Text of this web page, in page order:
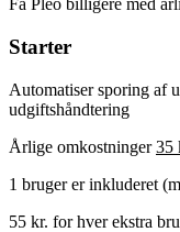
Få Pleo billigere med
Starter
Automatiser sporing af
udgiftshåndtering
Årlige omkostninger 35
1 bruger er inkluderet
55 kr. for hver ekstra